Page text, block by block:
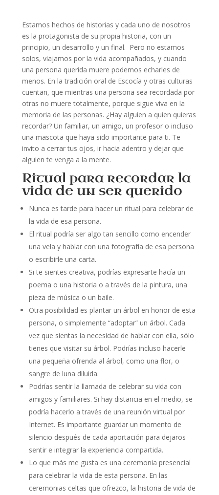
Estamos hechos de historias y cada uno de nosotros
es la protagonista de su propia historia, con un
principio, un desarrollo y un final. Pero no estamos
solos, viajamos por la vida acompañados, y cuando
una persona querida muere podemos echarles de
menos. En la tradición oral de Escocía y otras culturas
cuentan, que mientras una persona sea recordada por
otras no muere totalmente, porque sigue viva en la
memoria de las personas. ¿Hay alguien a quien quieras
recordar? Un familiar, un amigo, un profesor o incluso
una mascota que haya sido importante para ti. Te
invito a cerrar tus ojos, ir hacia adentro y dejar que
alguien te venga a la mente.
Ritual para recordar la
vida de un ser querido
Nunca es tarde para hacer un ritual para celebrar de
la vida de esa persona.
El ritual podría ser algo tan sencillo como encender
una vela y hablar con una fotografía de esa persona
o escribirle una carta.
Si te sientes creativa, podrías expresarte hacía un
poema o una historia o a través de la pintura, una
pieza de música o un baile.
Otra posibilidad es plantar un árbol en honor de esta
persona, o simplemente “adoptar” un árbol. Cada
vez que sientas la necesidad de hablar con ella, sólo
tienes que visitar su árbol. Podrías incluso hacerle
una pequeña ofrenda al árbol, como una flor, o
sangre de luna diluida.
Podrías sentir la llamada de celebrar su vida con
amigos y familiares. Si hay distancia en el medio, se
podría hacerlo a través de una reunión virtual por
Internet. Es importante guardar un momento de
silencio después de cada aportación para dejaros
sentir e integrar la experiencia compartida.
Lo que más me gusta es una ceremonia presencial
para celebrar la vida de esta persona. En las
ceremonias celtas que ofrezco, la historia de vida de